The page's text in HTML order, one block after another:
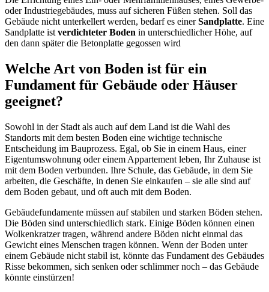
oder Industriegebäudes, muss auf sicheren Füßen stehen. Soll das
Gebäude nicht unterkellert werden, bedarf es einerSandplatte. Eine
Sandplatte istverdichteter Boden in unterschiedlicher Höhe, auf
den dann später die Betonplatte gegossen wird
Welche Art von Boden ist für ein
Fundament für Gebäude oder Häuser
geeignet?
Sowohl in der Stadt als auch auf dem Land ist die Wahl des
Standorts mit dem besten Boden eine wichtige technische
Entscheidung im Bauprozess. Egal, ob Sie in einem Haus, einer
Eigentumswohnung oder einem Appartement leben, Ihr Zuhause ist
mit dem Boden verbunden. Ihre Schule, das Gebäude, in dem Sie
arbeiten, die Geschäfte, in denen Sie einkaufen – sie alle sind auf
dem Boden gebaut, und oft auch mit dem Boden.
Gebäudefundamente müssen auf stabilen und starken Böden stehen.
Die Böden sind unterschiedlich stark. Einige Böden können einen
Wolkenkratzer tragen, während andere Böden nicht einmal das
Gewicht eines Menschen tragen können. Wenn der Boden unter
einem Gebäude nicht stabil ist, könnte das Fundament des Gebäudes
Risse bekommen, sich senken oder schlimmer noch – das Gebäude
könnte einstürzen!